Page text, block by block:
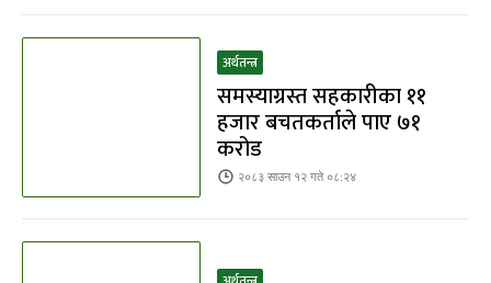
अर्थतन्त्र
समस्याग्रस्त सहकारीका ११
हजार बचतकर्ताले पाए ७१
करोड
२०८३ साउन १२ गते ०८:२४